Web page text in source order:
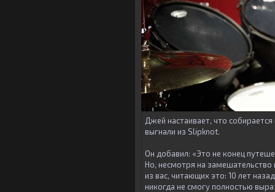
Джей настаивает, что
выгнали из Slipknot.
Он добавил: «Это не конец
Но, несмотря на замешательство
из вас, читающих это: 10 лет
никогда не смогу полностью